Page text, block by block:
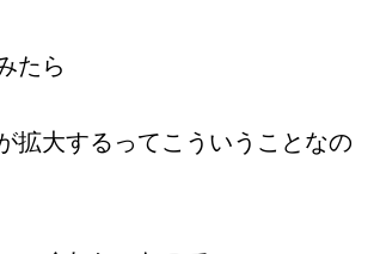
たら
拡大するってこういうことなの